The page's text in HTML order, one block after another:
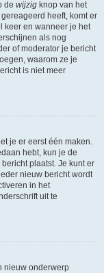
de wijzig knop van het
heeft, komt er
keer en wanneer je het
als nog
of moderator je bericht
waarom ze je
is niet meer
je er eerst één maken.
hebt, kun je de
plaatst. Je kunt er
nieuw bericht wordt
in het
uit te
nieuw onderwerp